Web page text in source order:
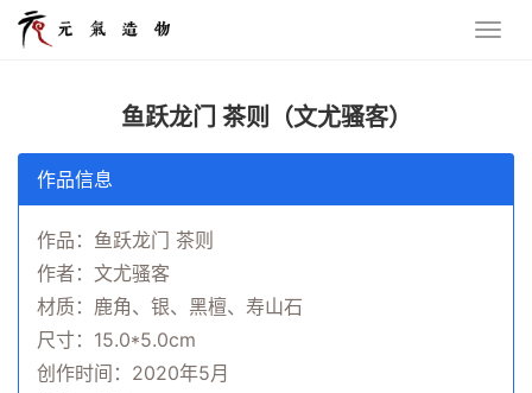
鱼跃龙门 茶则（文尤骚客）
作品信息
作品：鱼跃龙门 茶则
作者：文尤骚客
材质：鹿角、银、黑檀、寿山石
尺寸：15.0*5.0cm
创作时间：2020年5月